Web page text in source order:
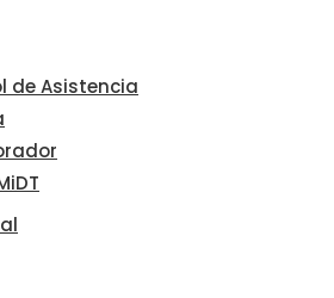
de Asistencia